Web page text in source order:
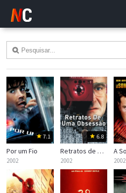
7.1
Por um Fio
2002
6.8
Retratos de Uma Obsessão
2002 2002